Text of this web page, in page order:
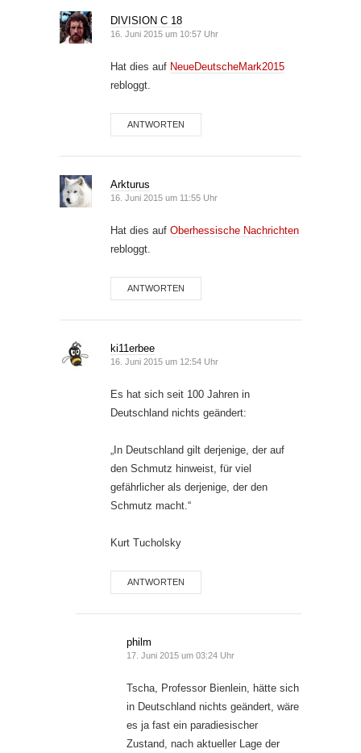
DIVISION C 18
16. Juni 2015 um 10:57 Uhr
Hat dies auf NeueDeutscheMark2015
rebloggt.
ANTWORTEN
Arkturus
16. Juni 2015 um 11:55 Uhr
Hat dies auf Oberhessische Nachrichten
rebloggt.
ANTWORTEN
ki11erbee
16. Juni 2015 um 12:54 Uhr
Es hat sich seit 100 Jahren in
Deutschland nichts geändert:
„In Deutschland gilt derjenige, der auf
den Schmutz hinweist, für viel
gefährlicher als derjenige, der den
Schmutz macht.“
Kurt Tucholsky
ANTWORTEN
philm
17. Juni 2015 um 03:24 Uhr
Tscha, Professor Bienlein, hätte sich
in Deutschland nichts geändert, wäre
es ja fast ein paradiesischer
Zustand, nach aktueller Lage der